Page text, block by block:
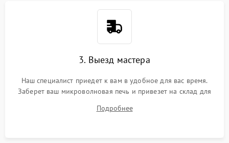
3. Выезд мастера
Наш специалист приедет к вам в удобное для вас время.
Заберет ваш микроволновая печь и привезет на склад для
Подробнее